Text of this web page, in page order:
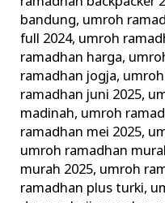
bandung, umroh
full 2024, umroh
ramadhan harga,
ramadhan jogja,
ramadhan juni 2025,
madinah, umroh
ramadhan mei 2025,
umroh ramadhan
murah 2025, umroh
ramadhan plus turki,